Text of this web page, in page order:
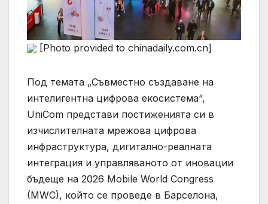
[Photo provided to chinadaily.com.cn]
Под темата „Съвместно създаване на
интелигентна цифрова екосистема“,
UniCom представи постиженията си в
изчислителната мрежова цифрова
инфраструктура, дигитално-реалната
интеграция и управляваното от иновации
бъдеще на 2026 Mobile World Congress
(MWC), който се проведе в Барселона,